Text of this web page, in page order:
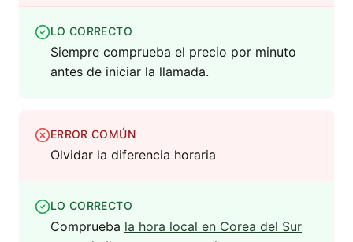
LO CORRECTO
Siempre comprueba el precio por minuto
antes de iniciar la llamada.
ERROR COMÚN
Olvidar la diferencia horaria
LO CORRECTO
Comprueba la hora local en Corea del Sur